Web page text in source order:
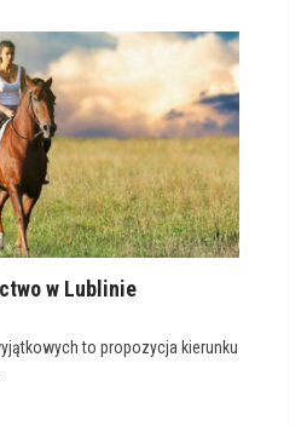
w Lublinie
to propozycja kierunku